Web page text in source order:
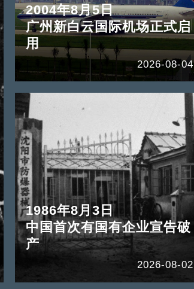
2004年8月5日
广州新白云国际机场正式启
用
2026-08-04
1986年8月3日
中国首次有国有企业宣告破
产
2026-08-02